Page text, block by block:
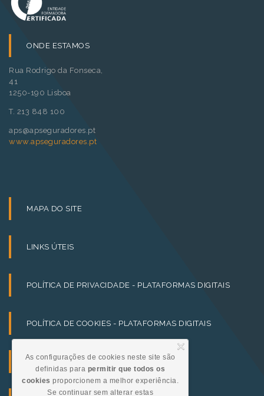
ONDE ESTAMOS
Rua Rodrigo da Fonseca,
41
1250-190 Lisboa
T. 213 848 100
aps@apseguradores.pt
www.apseguradores.pt
MAPA DO SITE
LINKS ÚTEIS
POLÍTICA DE PRIVACIDADE - PLATAFORMAS DIGITAIS
POLÍTICA DE COOKIES - PLATAFORMAS DIGITAIS
TERMOS E CONDIÇÕES
As configurações de cookies neste site são
definidas para permitir que todos os
cookies proporcionem a melhor experiência.
Se continuar sem alterar estas